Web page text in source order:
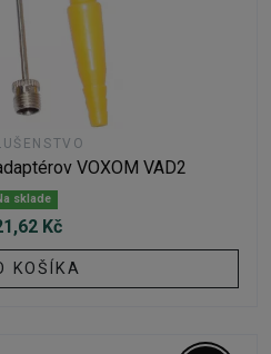
VOXOM VAD2
sklade
Kč
KOŠÍKA